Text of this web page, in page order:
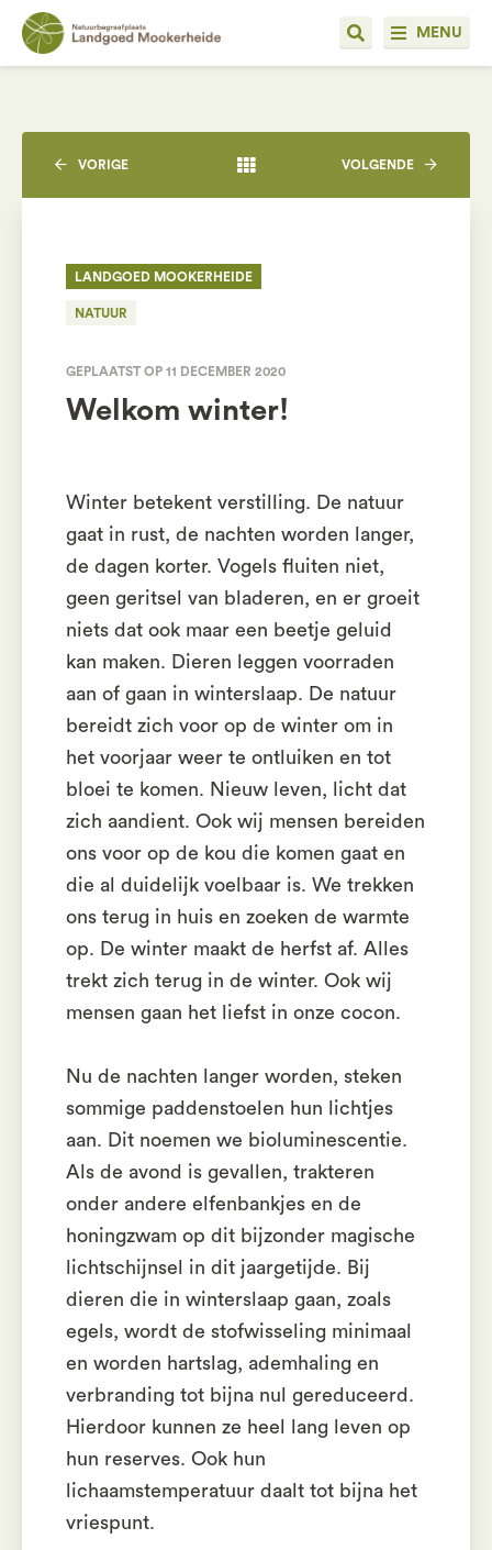
MENU
VORIGE VOLGENDE
LANDGOED MOOKERHEIDE
NATUUR
GEPLAATST OP 11 DECEMBER 2020
Welkom winter!
Winter betekent verstilling. De natuur
gaat in rust, de nachten worden langer,
de dagen korter. Vogels fluiten niet,
geen geritsel van bladeren, en er groeit
niets dat ook maar een beetje geluid
kan maken. Dieren leggen voorraden
aan of gaan in winterslaap. De natuur
bereidt zich voor op de winter om in
het voorjaar weer te ontluiken en tot
bloei te komen. Nieuw leven, licht dat
zich aandient. Ook wij mensen bereiden
ons voor op de kou die komen gaat en
die al duidelijk voelbaar is. We trekken
ons terug in huis en zoeken de warmte
op. De winter maakt de herfst af. Alles
trekt zich terug in de winter. Ook wij
mensen gaan het liefst in onze cocon.
Nu de nachten langer worden, steken
sommige paddenstoelen hun lichtjes
aan. Dit noemen we bioluminescentie.
Als de avond is gevallen, trakteren
onder andere elfenbankjes en de
honingzwam op dit bijzonder magische
lichtschijnsel in dit jaargetijde. Bij
dieren die in winterslaap gaan, zoals
egels, wordt de stofwisseling minimaal
en worden hartslag, ademhaling en
verbranding tot bijna nul gereduceerd.
Hierdoor kunnen ze heel lang leven op
hun reserves. Ook hun
lichaamstemperatuur daalt tot bijna het
vriespunt.